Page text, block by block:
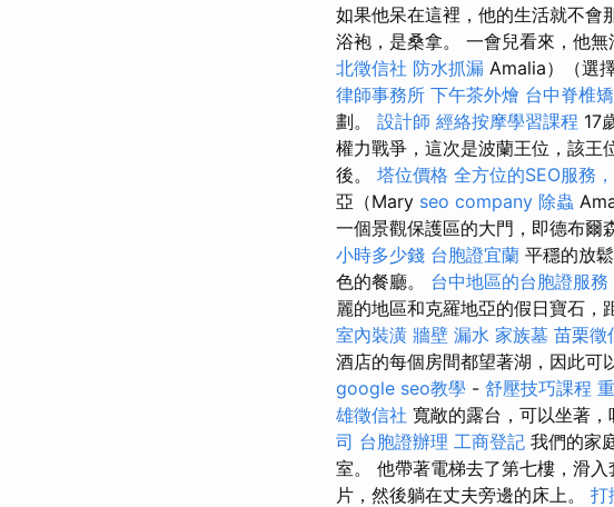
如果他呆在這裡，他的生活就不會
浴袍，是桑拿。 一會兒看來，他
北徵信社 防水抓漏 Amalia）（選
律師事務所 下午茶外燴 台中脊椎
劃。 設計師 經絡按摩學習課程 17
權力戰爭，這次是波蘭王位，該王
後。 塔位價格 全方位的SEO服務
亞（Mary seo company 除蟲
一個景觀保護區的大門，即德布爾
小時多少錢 台胞證宜蘭 平穩的放
色的餐廳。 台中地區的台胞證服務
麗的地區和克羅地亞的假日寶石，
室內裝潢 牆壁 漏水 家族墓 苗栗徵
酒店的每個房間都望著湖，因此可
google seo教學 - 舒壓技巧課程
雄徵信社 寬敞的露台，可以坐著，
司 台胞證辦理 工商登記 我們的家
室。 他帶著電梯去了第七樓，滑入
片，然後躺在丈夫旁邊的床上。 打